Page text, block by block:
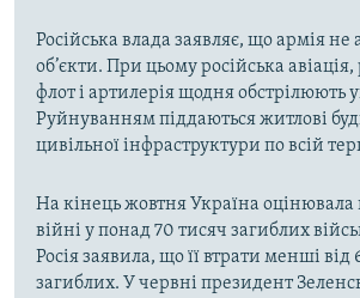
Російська влада заявляє, що армія не
об’єкти. При цьому російська авіація,
флот і артилерія щодня обстрілюють
Руйнуванням піддаються житлові
цивільної інфраструктури по всій
На кінець жовтня Україна оцінювала
війні у понад 70 тисяч загиблих
Росія заявила, що її втрати менші від
загиблих. У червні президент